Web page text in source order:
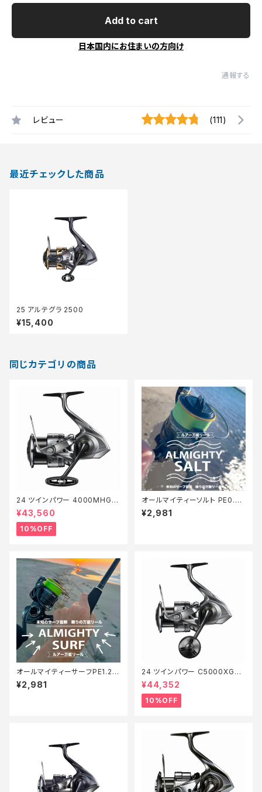
Add to cart
日本国内にお住まいの方向け
通報する
レビュー (111)
最近チェックした商品
25 アルテグラ 2500
¥15,400
同じカテゴリの商品
24 ツインパワー 4000MHG
【継続セール_リール】【10】
¥43,560
10%OFF
オールマイティーソルト PE0.8
号150m Tオリ
¥2,981
オールマイティーサーフPE1.2 2
00m【Tオリ】
¥2,981
24 ツインパワー C5000XG
【継続セール_リール】【10】
¥44,352
10%OFF